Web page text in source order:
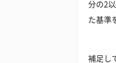
分の2
た基準
補足し